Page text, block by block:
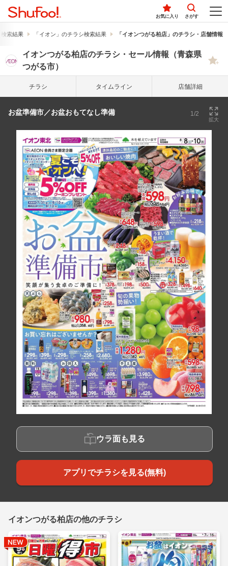
お気に入り さがす
索結果 「イオン」のチラシ検索結果 「イオンつがる柏店」のチラシ・店舗情報
イオンつがる柏店のチラシ・セール情報（青森県
つがる市）
チラシ タイム ライン 店舗詳細
お盆準備市／お盆おもてなし準備 1/2
拡大
ウラ面も見る
アプリでチラシを見る(無料)
イオンつがる柏店の他のチラシ